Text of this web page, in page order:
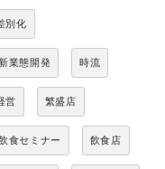
別化
新業態開発 時流
営 繁盛店
食セミナー 飲食店